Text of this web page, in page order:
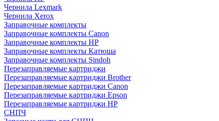
Чернила Lexmark
Чернила Xerox
Заправочные комплекты
Заправочные комплекты Canon
Заправочные комплекты HP
Заправочные комплекты Катюша
Заправочные комплекты Sindoh
Перезаправляемые картриджи
Перезаправляемые картриджи Brother
Перезаправляемые картриджи Canon
Перезаправляемые картриджи Epson
Перезаправляемые картриджи HP
СНПЧ